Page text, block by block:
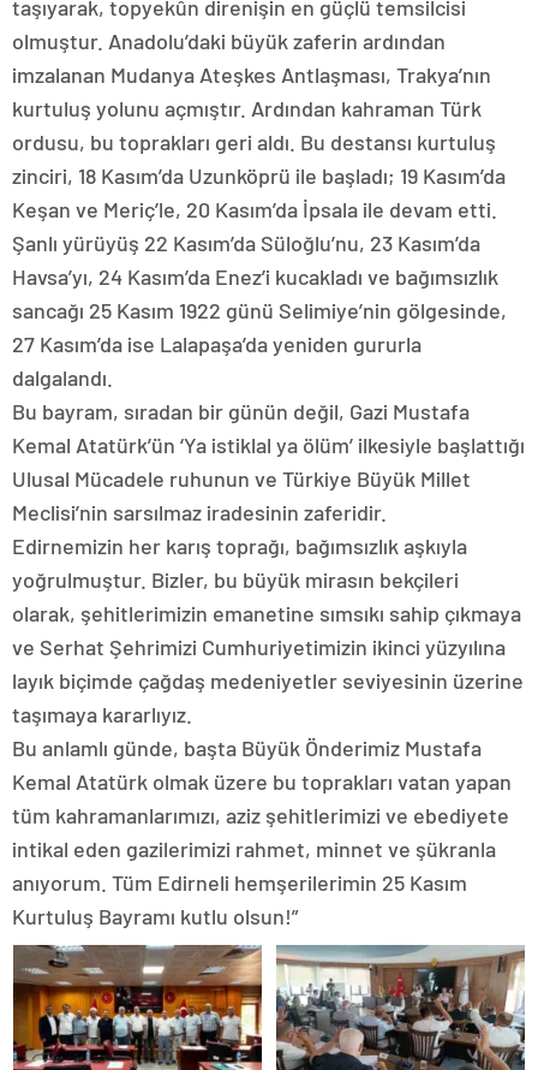
taşıyarak, topyekûn direnişin en güçlü temsilcisi
olmuştur. Anadolu’daki büyük zaferin ardından
imzalanan Mudanya Ateşkes Antlaşması, Trakya’nın
kurtuluş yolunu açmıştır. Ardından kahraman Türk
ordusu, bu toprakları geri aldı. Bu destansı kurtuluş
zinciri, 18 Kasım’da Uzunköprü ile başladı; 19 Kasım’da
Keşan ve Meriç’le, 20 Kasım’da İpsala ile devam etti.
Şanlı yürüyüş 22 Kasım’da Süloğlu’nu, 23 Kasım’da
Havsa’yı, 24 Kasım’da Enez’i kucakladı ve bağımsızlık
sancağı 25 Kasım 1922 günü Selimiye’nin gölgesinde,
27 Kasım’da ise Lalapaşa’da yeniden gururla
dalgalandı.
Bu bayram, sıradan bir günün değil, Gazi Mustafa
Kemal Atatürk’ün ‘Ya istiklal ya ölüm’ ilkesiyle başlattığı
Ulusal Mücadele ruhunun ve Türkiye Büyük Millet
Meclisi’nin sarsılmaz iradesinin zaferidir.
Edirnemizin her karış toprağı, bağımsızlık aşkıyla
yoğrulmuştur. Bizler, bu büyük mirasın bekçileri
olarak, şehitlerimizin emanetine sımsıkı sahip çıkmaya
ve Serhat Şehrimizi Cumhuriyetimizin ikinci yüzyılına
layık biçimde çağdaş medeniyetler seviyesinin üzerine
taşımaya kararlıyız.
Bu anlamlı günde, başta Büyük Önderimiz Mustafa
Kemal Atatürk olmak üzere bu toprakları vatan yapan
tüm kahramanlarımızı, aziz şehitlerimizi ve ebediyete
intikal eden gazilerimizi rahmet, minnet ve şükranla
anıyorum. Tüm Edirneli hemşerilerimin 25 Kasım
Kurtuluş Bayramı kutlu olsun!”